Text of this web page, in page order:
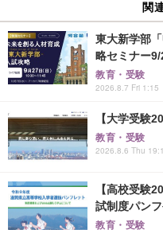
関
東大新学部
略セミナー9/
教育・受験
2026.8.7 Fri 1:15
【大学受験
教育・受験
2026.8.6 Thu
【高校受験
試制度パン
教育・受験